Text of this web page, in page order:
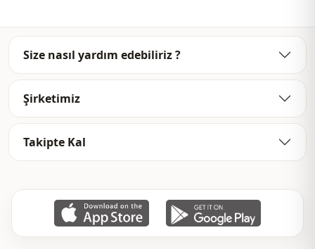
الأناقة رياضي
نوع النسيج منسوج
السماكة
القالب عادي
طريقة الإغلاق
خصر مطاطي
الاستخدام
Size nasıl yardım edebiliriz ?
Şirketimiz
Takipte Kal